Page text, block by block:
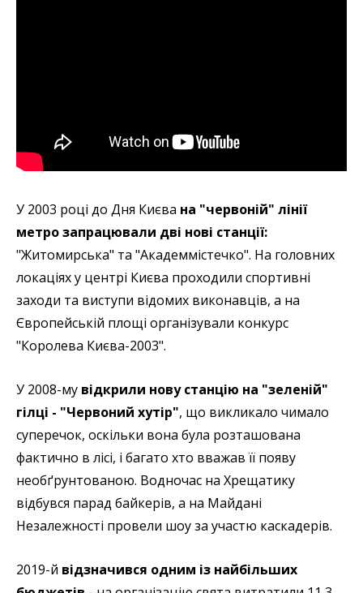
У 2003 році до Дня Києва на "червоній" лінії
метро запрацювали дві нові станції:
"Житомирська" та "Академмістечко". На головних
локаціях у центрі Києва проходили спортивні
заходи та виступи відомих виконавців, а на
Європейській площі організували конкурс
"Королева Києва-2003".
У 2008-му відкрили нову станцію на "зеленій"
гілці - "Червоний хутір", що викликало чимало
суперечок, оскільки вона була розташована
фактично в лісі, і багато хто вважав її появу
необґрунтованою. Водночас на Хрещатику
відбувся парад байкерів, а на Майдані
Незалежності провели шоу за участю каскадерів.
2019-й відзначився одним із найбільших